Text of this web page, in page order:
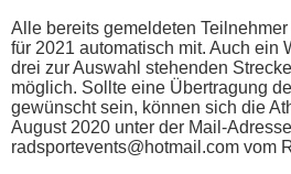
Alle bereits gemeldeten
für 2021 automatisch mit. Auch ein
drei zur Auswahl stehenden
möglich. Sollte eine Übertragung
gewünscht sein, können sich die
August 2020 unter der Mail-Adresse
radsportevents@hotmail.com vom